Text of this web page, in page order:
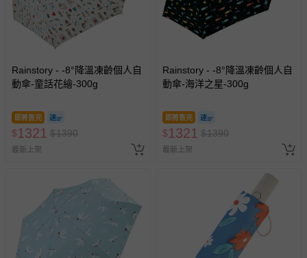
Rainstory - -8°降溫凍齡個人自
動傘-童話花繪-300g
即將售完
$1321 $1390
最新上架
Rainstory - -8°降溫凍齡個人自
動傘-海洋之星-300g
即將售完
$1321 $1390
最新上架